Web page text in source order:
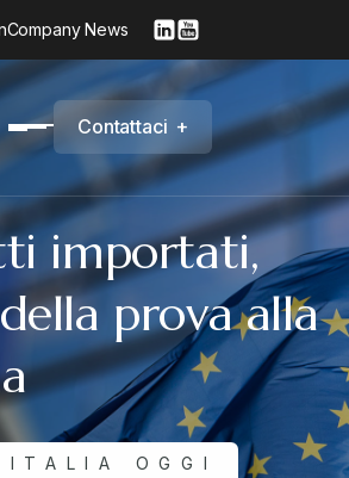
Company News
Contattaci +
importati,
prova alla
ITALIA OGGI